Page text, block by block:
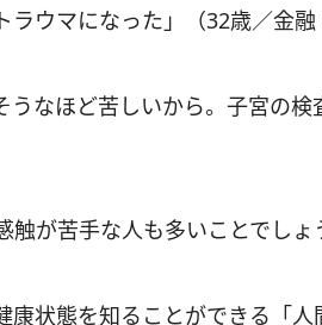
ラウマになった」（32歳／金融
うなほど苦しいから。子宮の
が苦手な人も多いことでしょ
康状態を知ることができる「